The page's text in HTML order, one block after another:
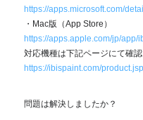
https://apps.microsoft.com/
・Mac版（App Store）
https://apps.apple.com/jp/
対応機種は下記ページにて確認
https://ibispaint.com/product.jsp
問題は解決しましたか？